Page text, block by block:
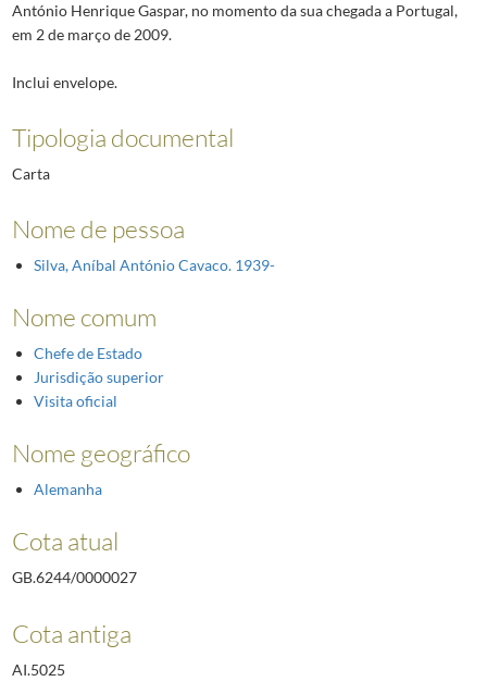
António Henrique Gaspar, no momento da sua chegada a Portugal,
em 2 de março de 2009.
Inclui envelope.
Tipologia documental
Carta
Nome de pessoa
Silva, Aníbal António Cavaco. 1939-
Nome comum
Chefe de Estado
Jurisdição superior
Visita oficial
Nome geográfico
Alemanha
Cota atual
GB.6244/0000027
Cota antiga
AI.5025